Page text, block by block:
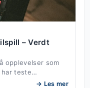
– Verdt
opplevelser som
har teste…
→ Les mer